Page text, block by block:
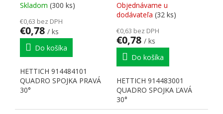
Skladom (300 ks)
€0,63 bez DPH
€0,78 / ks
Do košíka
HETTICH 914484101
QUADRO SPOJKA PRAVÁ
30°
Objednávame u
dodávateľa (32 ks)
€0,63 bez DPH
€0,78 / ks
Do košíka
HETTICH 914483001
QUADRO SPOJKA ĽAVÁ
30°